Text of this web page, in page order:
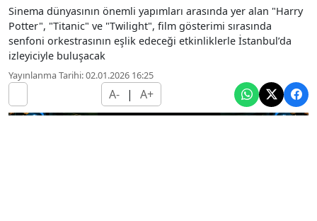
Sinema dünyasının önemli yapımları arasında yer alan "Harry
Potter", "Titanic" ve "Twilight", film gösterimi sırasında
senfoni orkestrasının eşlik edeceği etkinliklerle İstanbul’da
izleyiciyle buluşacak
Yayınlanma Tarihi: 02.01.2026 16:25
A- | A+